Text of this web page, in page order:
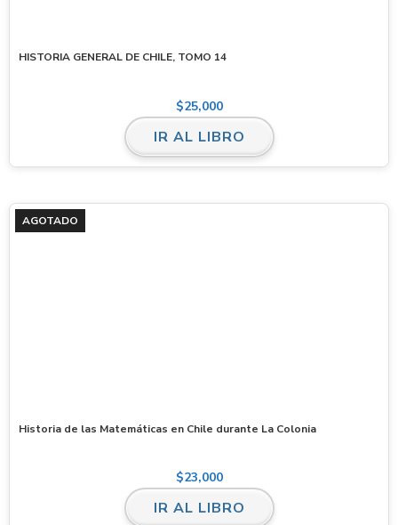
HISTORIA GENERAL DE CHILE, TOMO 14
$25,000
IR AL LIBRO
AGOTADO
Historia de las Matemáticas en Chile durante La Colonia
$23,000
IR AL LIBRO